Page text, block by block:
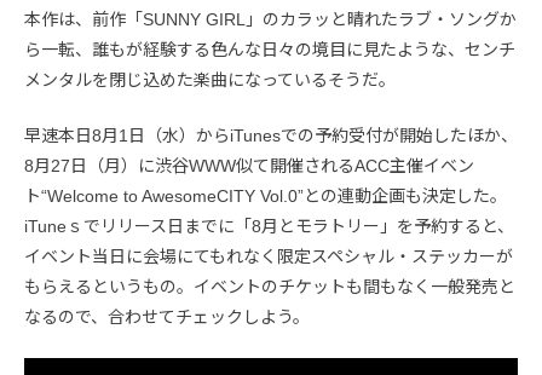
本作は、前作「SUNNY GIRL」のカラッと晴れたラブ・ソングか
ら一転、誰もが経験する色んな日々の境目に見たような、センチ
メンタルを閉じ込めた楽曲になっているそうだ。
早速本日8月1日（水）からiTunesでの予約受付が開始したほか、
8月27日（月）に渋谷WWW似て開催されるACC主催イベン
ト“Welcome to AwesomeCITY Vol.0”との連動企画も決定した。
iTuneｓでリリース日までに「8月とモラトリー」を予約すると、
イベント当日に会場にてもれなく限定スペシャル・ステッカーが
もらえるというもの。イベントのチケットも間もなく一般発売と
なるので、合わせてチェックしよう。